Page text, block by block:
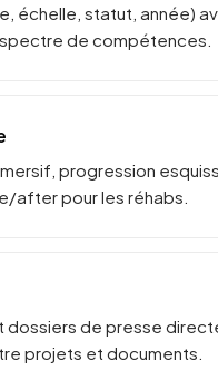
échelle, statut, année)
de compétences.
progression
after pour les réhabs.
de presse
projets et documents.